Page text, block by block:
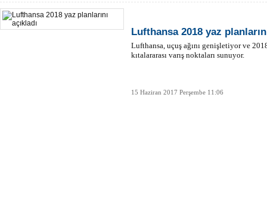
Lufthansa 2018 yaz
Lufthansa, uçuş ağını genişletiyor ve
kıtalararası varış noktaları sunuyor.
15 Haziran 2017 Perşembe 11:06